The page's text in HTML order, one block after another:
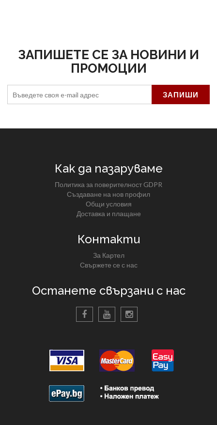
ЗАПИШЕТЕ СЕ ЗА НОВИНИ И
ПРОМОЦИИ
Как да пазаруваме
Политика за поверителност GDPR
Създаване на нов профил
Общи условия
Доставка и плащане
Контакти
За Картел
Свържете се с нас
Останете свързани с нас